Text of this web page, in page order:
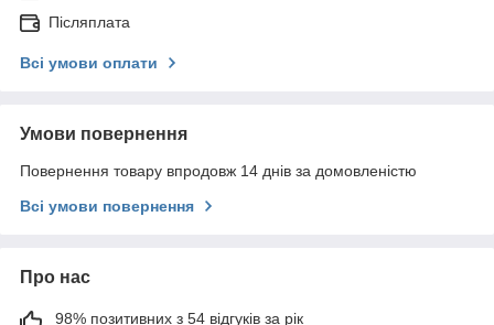
Післяплата
Всі умови оплати
Умови повернення
Повернення товару впродовж 14 днів за домовленістю
Всі умови повернення
Про нас
98% позитивних з 54 відгуків за рік